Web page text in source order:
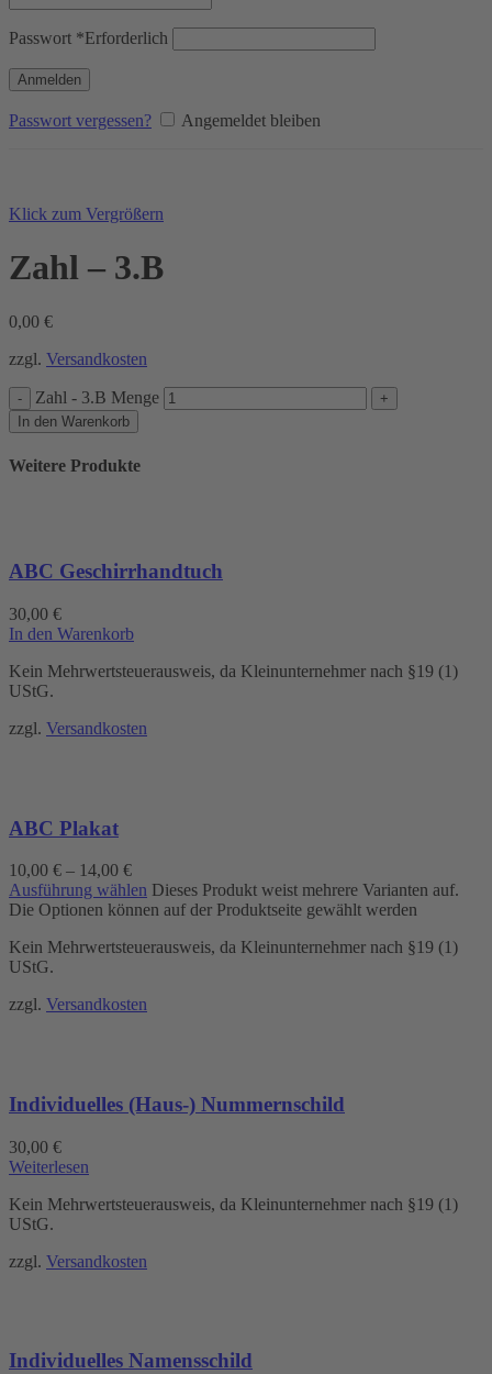
Passwort *Erforderlich
Anmelden
Passwort vergessen? Angemeldet bleiben
Klick zum Vergrößern
Zahl – 3.B
0,00 €
zzgl. Versandkosten
Zahl - 3.B Menge
In den Warenkorb
Weitere Produkte
ABC Geschirrhandtuch
30,00 €
In den Warenkorb
Kein Mehrwertsteuerausweis, da Kleinunternehmer nach §19 (1)
UStG.
zzgl. Versandkosten
ABC Plakat
10,00 € – 14,00 €
Ausführung wählen Dieses Produkt weist mehrere Varianten auf.
Die Optionen können auf der Produktseite gewählt werden
Kein Mehrwertsteuerausweis, da Kleinunternehmer nach §19 (1)
UStG.
zzgl. Versandkosten
Individuelles (Haus-) Nummernschild
30,00 €
Weiterlesen
Kein Mehrwertsteuerausweis, da Kleinunternehmer nach §19 (1)
UStG.
zzgl. Versandkosten
Individuelles Namensschild